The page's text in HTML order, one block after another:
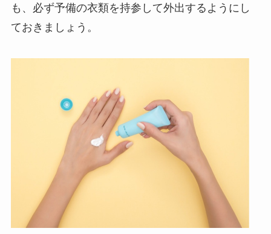
も、必ず予備の衣類を持参して外出するようにし
ておきましょう。